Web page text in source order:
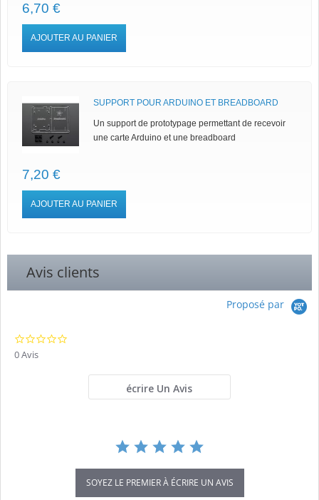
6,70 €
AJOUTER AU PANIER
SUPPORT POUR ARDUINO ET BREADBOARD
Un support de prototypage permettant de recevoir
une carte Arduino et une breadboard
7,20 €
AJOUTER AU PANIER
Avis clients
Proposé par
0 Avis
écrire Un Avis
SOYEZ LE PREMIER À ÉCRIRE UN AVIS